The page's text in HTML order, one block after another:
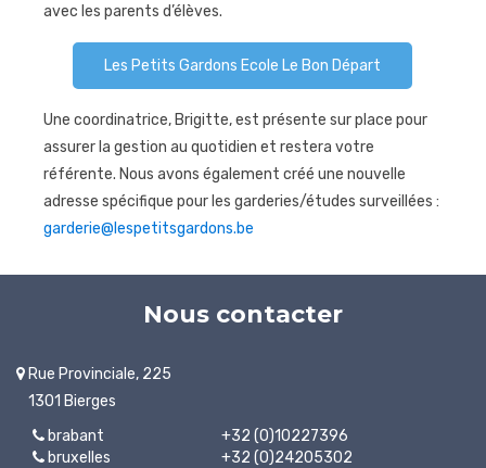
avec les parents d’élèves.
Les Petits Gardons Ecole Le Bon Départ
Une coordinatrice, Brigitte, est présente sur place pour
assurer la gestion au quotidien et restera votre
référente. Nous avons également créé une nouvelle
adresse spécifique pour les garderies/études surveillées :
garderie@lespetitsgardons.be
Nous contacter
Rue Provinciale, 225
1301 Bierges
brabant
+32 (0)10227396
bruxelles
+32 (0)24205302